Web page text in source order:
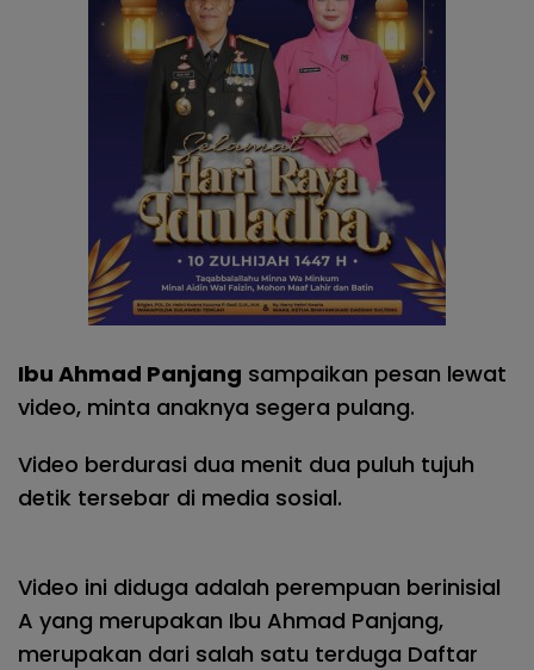
Ibu Ahmad Panjang sampaikan pesan lewat
video, minta anaknya segera pulang.
Video berdurasi dua menit dua puluh tujuh
detik tersebar di media sosial.
Video ini diduga adalah perempuan berinisial
A yang merupakan Ibu Ahmad Panjang,
merupakan dari salah satu terduga Daftar